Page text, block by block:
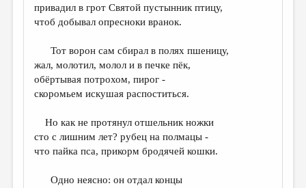
КНИЖНАЯ ПОЛКА
СТРАНИЦЫ ПАМЯТИ
ОБЪЯВЛЕНИЯ
РЕДКОЛЛЕГИЯ
ОТ РЕДАКЦИИ
МАЛАЯ ПРОЗА
привадил в грот Святой пустынник птицу,
чтоб добывал опресноки вранок.
Тот ворон сам сбирал в полях пшеницу,
жал, молотил, молол и в печке пёк,
обёртывая потрохом, пирог -
скоромьем искушая распоститься.
Но как не протянул отшельник ножки
сто с лишним лет? рубец на полмацы -
что пайка пса, прикорм бродячей кошки.
Одно неясно: он отдал концы